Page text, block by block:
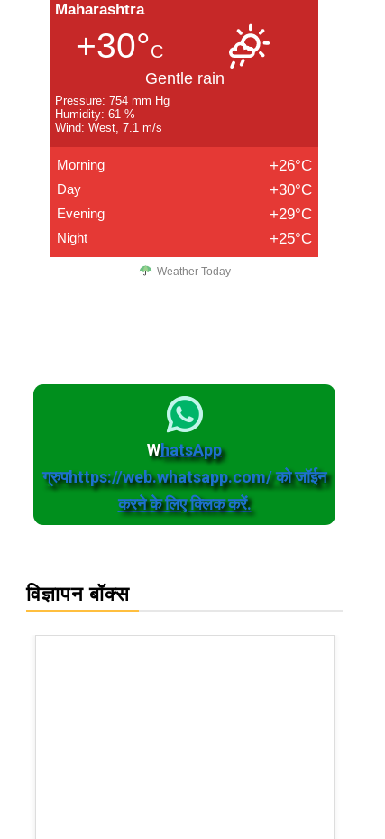
Maharashtra
+30°C
Gentle rain
Pressure: 754 mm Hg
Humidity: 61 %
Wind: West, 7.1 m/s
Morning +26°C
Day +30°C
Evening +29°C
Night +25°C
Weather Today
WhatsApp
ग्रुपhttps://web.whatsapp.com/ को जॉईन
करने के लिए क्लिक करें.
विज्ञापन बॉक्स